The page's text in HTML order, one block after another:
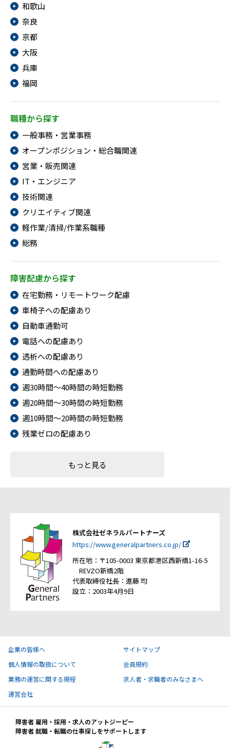
和歌山
奈良
京都
大阪
兵庫
福岡
職種から探す
一般事務・営業事務
オープンポジション・総合職関連
営業・販売関連
IT・エンジニア
技術関連
クリエイティブ関連
軽作業/清掃/作業系職種
総務
障害配慮から探す
在宅勤務・リモートワーク配慮
車椅子への配慮あり
自動車通勤可
電話への配慮あり
透析への配慮あり
通勤時間への配慮あり
週30時間～40時間の時短勤務
週20時間～30時間の時短勤務
週10時間～20時間の時短勤務
残業ゼロの配慮あり
もっと見る
株式会社ゼネラルパートナーズ
https://www.generalpartners.co.jp/
所在地：〒105-0003 東京都港区西新橋1-16-5
REVZO新橋2階
代表取締役社長：進藤 均
設立：2003年4月9日
企業の皆様へ
サイトマップ
個人情報の取扱について
会員規約
業務の運営に関する規程
求人者・求職者のみなさまへ
運営会社
障害者 雇用・採用・求人のアットジーピー
障害者 就職・転職の仕事探しをサポートします